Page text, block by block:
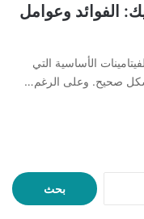
الفوائد وعوامل
الأساسية التي
بشكل صحيح. وعلى الرغم…